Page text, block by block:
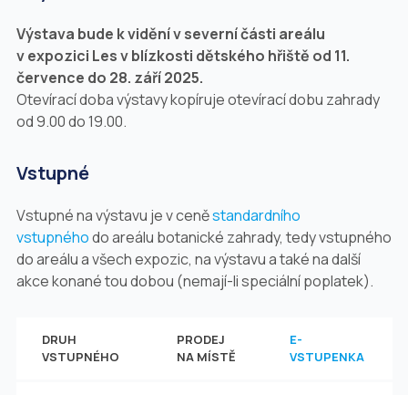
Výstava bude k vidění v severní části areálu
v expozici Les v blízkosti dětského hřiště od 11.
července do 28. září 2025.
Otevírací doba výstavy kopíruje otevírací dobu zahrady
od 9.00 do 19.00.
Vstupné
Vstupné na výstavu je v ceněstandardního
vstupnéhodo areálu botanické zahrady, tedy vstupného
do areálu a všech expozic, na výstavu a také na další
akce konané tou dobou (nemají-li speciální poplatek).
DRUH
VSTUPNÉHO
PRODEJ
NA MÍSTĚ
E-
VSTUPENKA